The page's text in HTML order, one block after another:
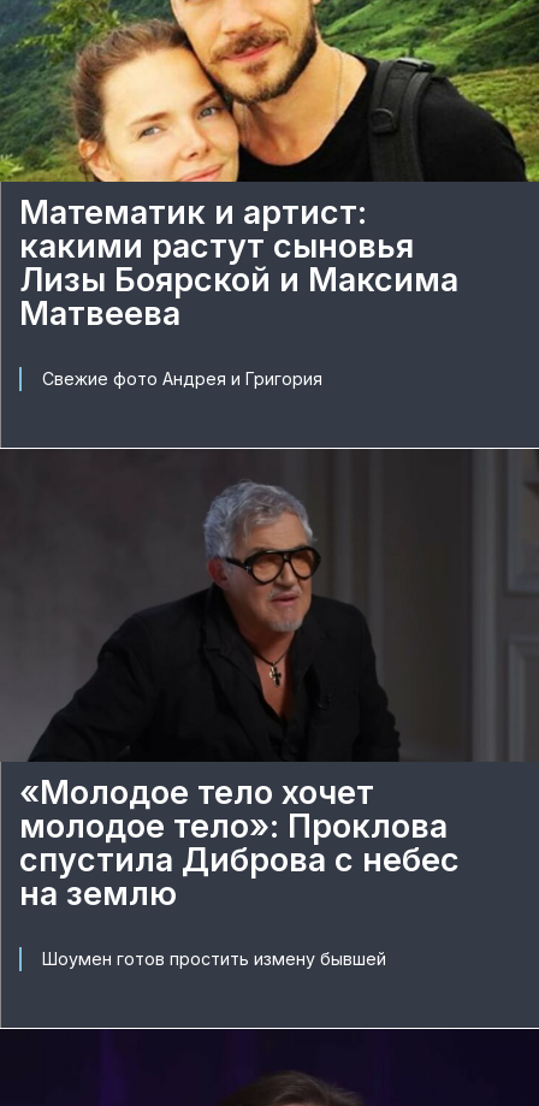
Математик и артист:
какими растут сыновья
Лизы Боярской и Максима
Матвеева
Свежие фото Андрея и Григория
«Молодое тело хочет
молодое тело»: Проклова
спустила Диброва с небес
на землю
Шоумен готов простить измену бывшей